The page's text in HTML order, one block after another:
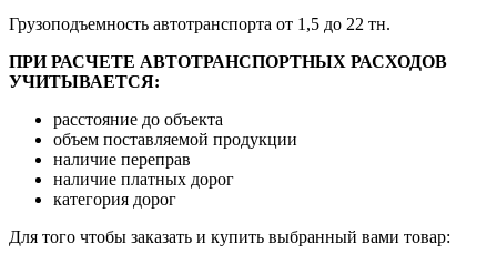
Грузоподъемность автотранспорта от 1,5 до 22 тн.
ПРИ РАСЧЕТЕ АВТОТРАНСПОРТНЫХ РАСХОДОВ
УЧИТЫВАЕТСЯ:
расстояние до объекта
объем поставляемой продукции
наличие переправ
наличие платных дорог
категория дорог
Для того чтобы заказать и купить выбранный вами товар: